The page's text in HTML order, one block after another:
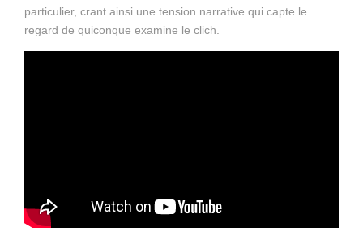
particulier, crant ainsi une tension narrative qui capte le
regard de quiconque examine le clich.